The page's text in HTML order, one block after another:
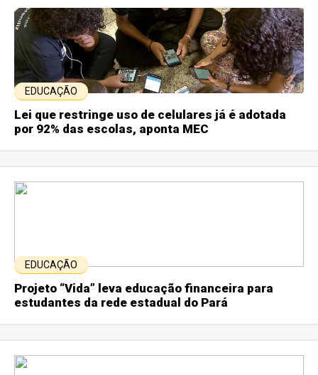
EDUCAÇÃO
Lei que restringe uso de celulares já é adotada
por 92% das escolas, aponta MEC
EDUCAÇÃO
Projeto “Vida” leva educação financeira para
estudantes da rede estadual do Pará